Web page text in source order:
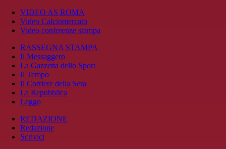
VIDEO AS ROMA
Video Calciomercato
Video conferenze stampa
RASSEGNA STAMPA
Il Messaggero
La Gazzetta dello Sport
Il Tempo
Il Corriere della Sera
La Repubblica
Leggo
REDAZIONE
Redazione
Scrivici